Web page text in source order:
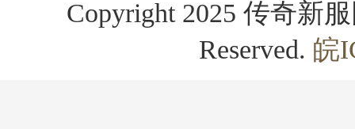
Copyright 2025 传奇新
Reserved. 皖